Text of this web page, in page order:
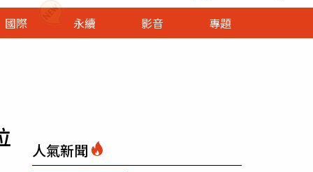
國際 永續 影音 專題
人氣新聞